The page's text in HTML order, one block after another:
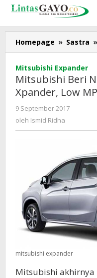
Lewati
konten
Homepage » Sastra »
Mitsubishi Expander
Mitsubishi Beri
Xpander, Low
9 September 2017
oleh Ismid Ridha
mitsubishi expander
Mitsubishi